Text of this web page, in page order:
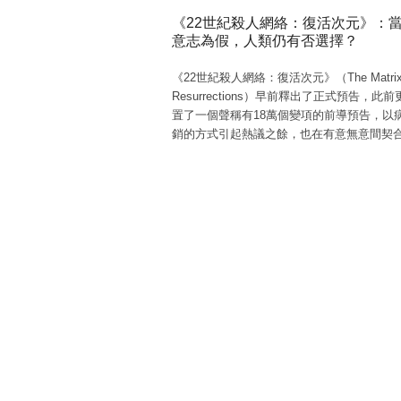
《22世紀殺人網絡：復活次元》：
意志為假，人類仍有否選擇？
《22世紀殺人網絡：復活次元》（The Matrix
Resurrections）早前釋出了正式預告，此前
置了一個聲稱有18萬個變項的前導預告，以
銷的方式引起熱議之餘，也在有意無意間契